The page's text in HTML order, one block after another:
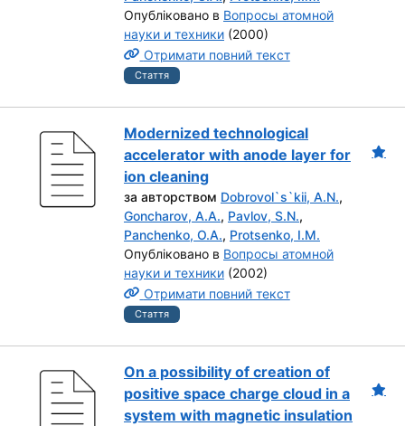
Опубліковано в Вопросы атомной
науки и техники (2000)
Отримати повний текст
Стаття
Modernized technological
accelerator with anode layer for
ion cleaning
за авторством Dobrovol`s`kii, A.N.,
Goncharov, A.A., Pavlov, S.N.,
Panchenko, O.A., Protsenko, I.M.
Опубліковано в Вопросы атомной
науки и техники (2002)
Отримати повний текст
Стаття
On a possibility of creation of
positive space charge cloud in a
system with magnetic insulation